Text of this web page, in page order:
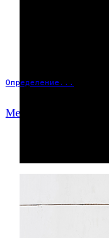
Определение...
Меню